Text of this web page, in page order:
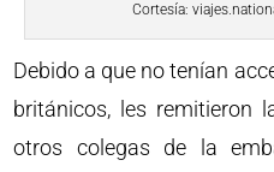
Cortesía:
Debido a que no tenían
británicos, les remitieron
otros colegas de la